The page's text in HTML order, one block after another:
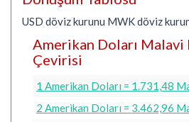
USD döviz kurunu MWK döviz
Amerikan Doları Malavi
Çevirisi
1 Amerikan Doları = 1.731,48
2 Amerikan Doları = 3.462,96